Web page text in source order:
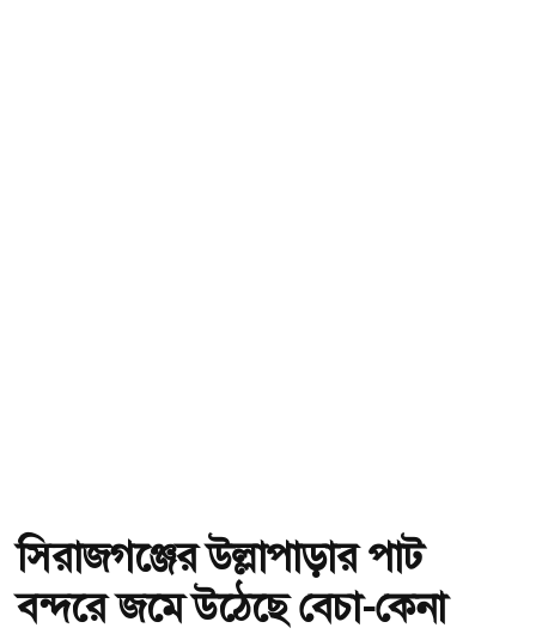
সিরাজগঞ্জের উল্লাপাড়ার পাট
বন্দরে জমে উঠেছে বেচা-কেনা